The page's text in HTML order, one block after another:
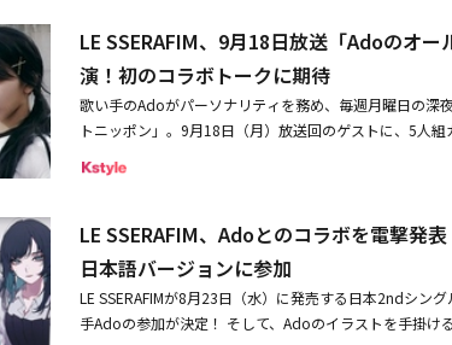
／ Fujii Kaze◆最優秀ジャズアルバム賞OUT THERE ／
ラシックアルバム賞Joe Hisaishi Conducts ／ 久石譲◆最
ジナル・サウンドトラック ／ 原摩利彦◆ラージェスト
Man◆ラージェスト・ライブ・オーディエンス賞（海外
no TOH」 ／ PMGA / 日本ステージ株式会社 箕輪理博
株式会社アカリセンター 本田祐介◆最優秀ライブ音響
スタッフ団体連合会サカナクション「
佐々木幸生、八木嘉己、笠井宏友◆ライブスタッフ功労
フ団体連合会舞台監督 金一浩司◆最優秀ミュージックビ
irector：田中裕介◆最優秀劇中伴奏音楽賞（映画）「国
ージ
実現！ LE SSERAFIMは9月18日（月）放送回のゲストと
ERAFIMのファン）であることを公言しており、LE
でライブコンテンツ映像を見ていたという貴重な2組の
貴重なスペシャル対談の様子が収められた映像が9月19
ポン公式チャンネルにて公開された。映像では少し緊張
ツアー中のLE SSERAFIMの公演について話が広がり、
LE SSERAFIM、9月18日放送「Adoのオ
演！初のコラボトークに期待
歌い手のAdoがパーソナリティを務め、毎週月曜日の深
トニッポン」。9月18日（月）放送回のゲストに、5人組
トル曲「UNFORGIVEN （feat. Nile Rodgers,Ado）-
でコラボする2組が何を語るのか、注目が集まる。番組で
ールも募集中だ。締め切りは9月11日（月）正午となって
ールナイトニッポン」は、9月18日（月）深夜25時から
て聴くことができるほか、タイムフリー機能で放送1週
「Adoのオールナイトニッポン」放送日時：2023年9月
LE SSERAFIM、Adoとのコラボを電撃発表
日本語バージョンに参加
LE SSERAFIMが8月23日（水）に発売する日本2ndシン
手Adoの参加が決定！ そして、Adoのイラストを手掛け